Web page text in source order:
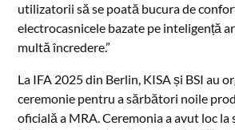
utilizatorii să se poată bucura de
electrocasnicele bazate pe inteligență
multă încredere.”
La IFA 2025 din Berlin, KISA și BSI au
ceremonie pentru a sărbători noile
oficială a MRA. Ceremonia a avut loc la